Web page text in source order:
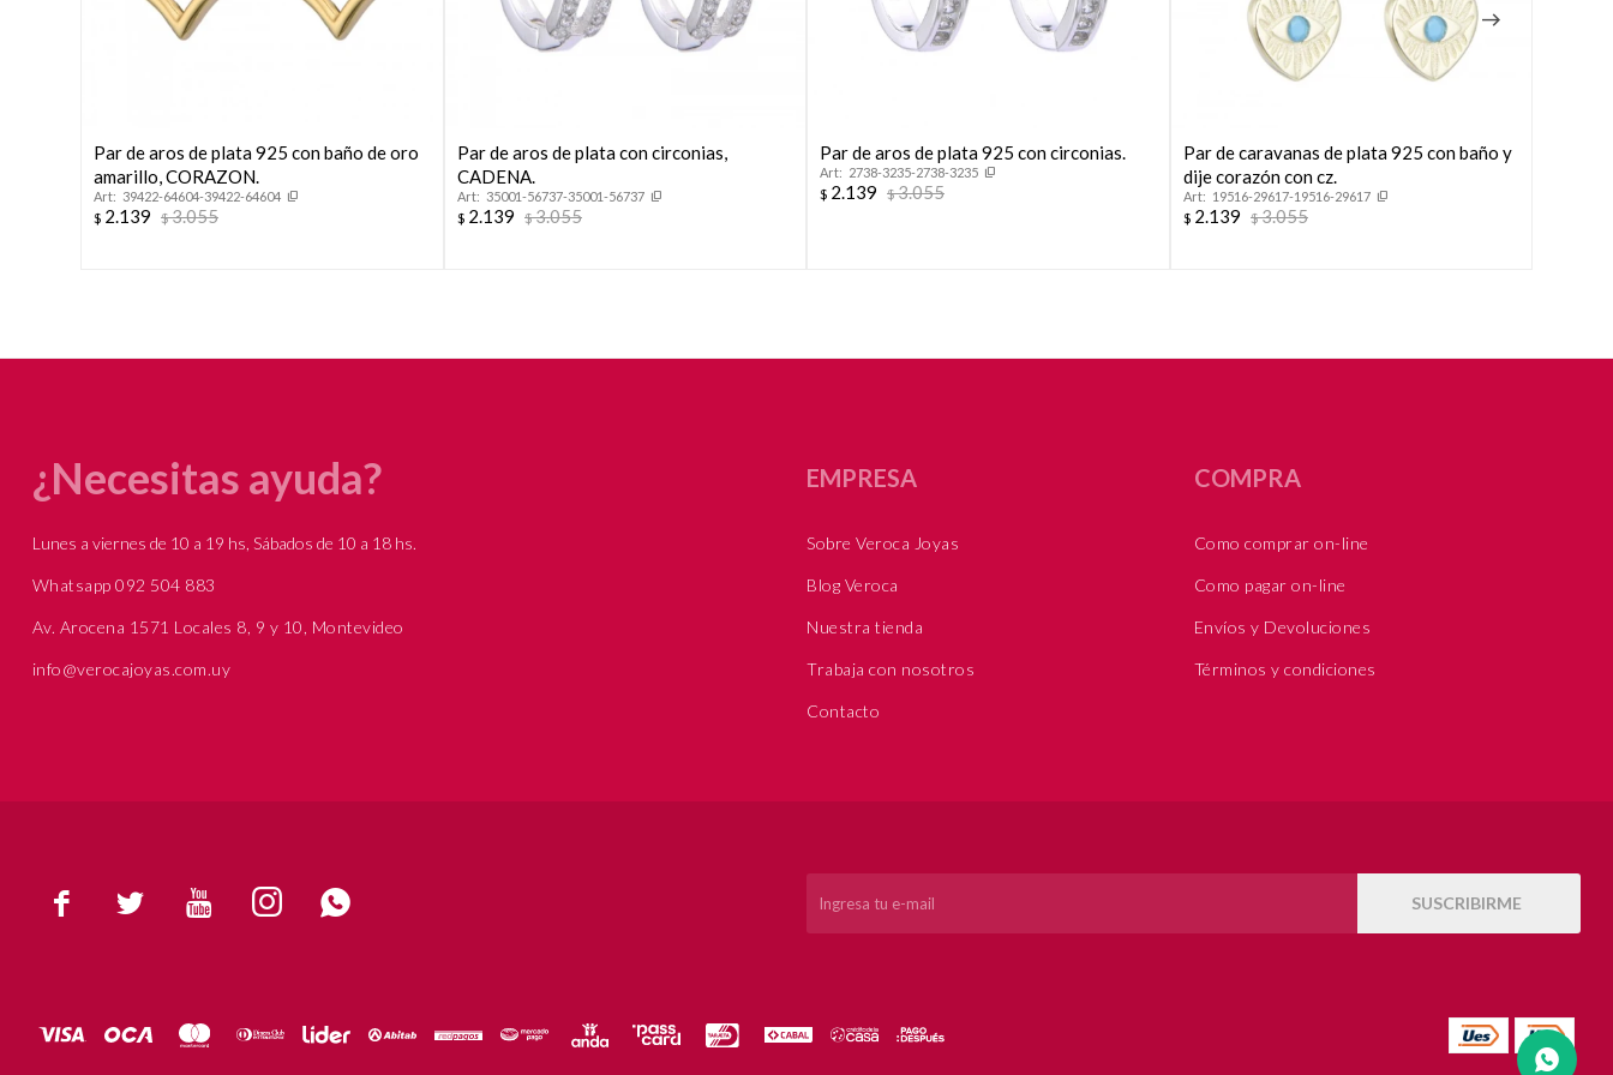
Par de aros de plata 925 con baño de oro
amarillo, CORAZON.
39422-64604-39422-64604
$ 2.139 $3.055
Par de aros de plata con circonias,
CADENA.
35001-56737-35001-56737
$ 2.139 $3.055
Par de aros de plata 925 con circonias.
2738-3235-2738-3235
$ 2.139 $3.055
Par de caravanas de plata 925 con baño y
dije corazón con cz.
19516-29617-19516-29617
$ 2.139 $3.055
     SUSCRIBIRME
¿Necesitas ayuda?
Lunes a viernes de 10 a 19 hs, Sábados de 10 a 18 hs.
Whatsapp 092 504 883
Av. Arocena 1571 Locales 8, 9 y 10, Montevideo
info@verocajoyas.com.uy
EMPRESA
Sobre Veroca Joyas
Blog Veroca
Nuestra tienda
Trabaja con nosotros
Contacto
COMPRA
Como comprar on-line
Como pagar on-line
Envíos y Devoluciones
Términos y condiciones